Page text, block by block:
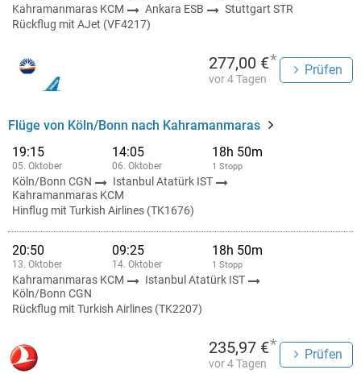
Kahramanmaras KCM Ankara ESB
Stuttgart STR
Rückflug mit AJet (VF4217)
277,00 €*
vor 4 Tagen
Prüfen
Flüge von Köln/Bonn nach Kahramanmaras
19:15
05. Oktober
14:05
06. Oktober
18h 50m
1 Stopp
Köln/Bonn CGN
Istanbul Atatürk IST
Kahramanmaras KCM
Hinflug mit Turkish Airlines (TK1676)
20:50
13. Oktober
09:25
14. Oktober
18h 50m
1 Stopp
Kahramanmaras KCM
Istanbul Atatürk IST
Köln/Bonn CGN
Rückflug mit Turkish Airlines (TK2207)
235,97 €*
vor 4 Tagen
Prüfen